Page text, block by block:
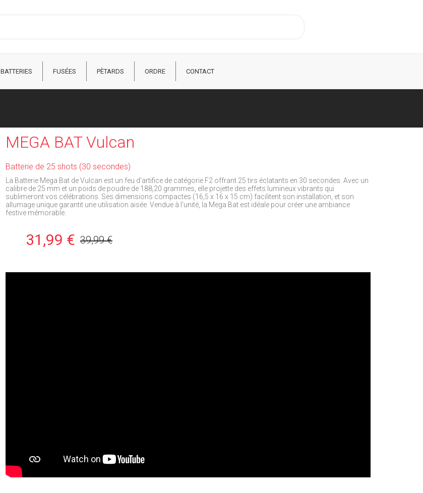
BATTERIES FUSÉES PÈTARDS ORDRE CONTACT
MEGA BAT Vulcan
Batterie de 25 shots (30 secondes)
La Batterie Mega Bat de Vulcan est un feu d'artifice de catégorie F2 offrant 25 tirs éclatants en 30 secondes. Avec un
calibre de 25 mm et un poids de poudre de 188,20 grammes, elle projette des effets lumineux vibrants qui
sublimeront vos célébrations. Ses dimensions compactes (16,5 x 16 x 15 cm) facilitent son installation, et son
allumage unique garantit une utilisation aisée. Vendue à l'unité, la Mega Bat est idéale pour créer une ambiance
festive mémorable.
31,99 € 39,99 €